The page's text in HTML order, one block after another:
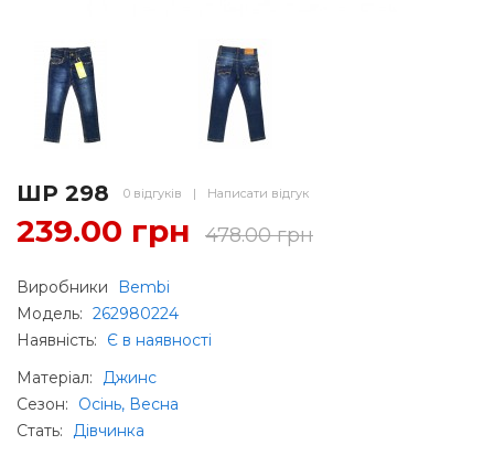
ШР 298 0 відгуків | Написати відгук
239.00 грн 478.00 грн
Виробники
Bembi
Модель: 262980224
Наявність:
Є в наявності
Матеріал:
Джинс
Сезон:
Осінь, Весна
Стать: Дівчинка